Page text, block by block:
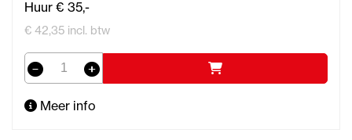
Huur € 35,-
€ 42,35 incl. btw
Meer info